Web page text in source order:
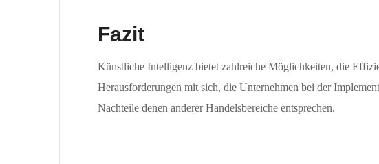
Fazit
Künstliche Intelligenz bietet zahlreiche Möglichkeiten, die
Herausforderungen mit sich, die Unternehmen bei der
Nachteile denen anderer Handelsbereiche entsprechen.